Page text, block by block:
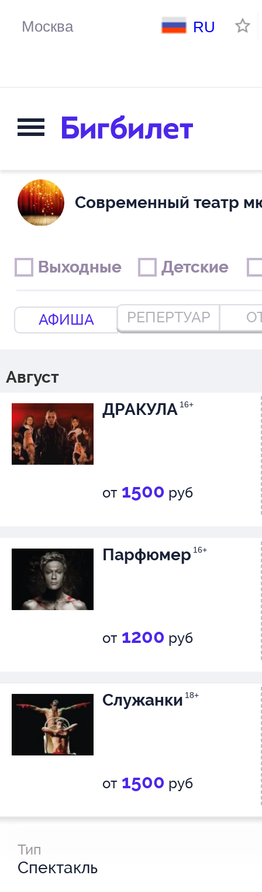
RU
Современный театр
АФИША РЕПЕРТУАР
Выходные
Выходные Детские
Детские
Август
ДРАКУЛА 16+
от 1500 руб
Парфюмер 16+
от 1200 руб
Служанки 18+
от 1500 руб
Тип
Спектакль